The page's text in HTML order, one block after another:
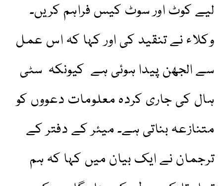
لیے کوٹ اور سوٹ کیس فراہم کریں۔
وکلاء نے تنقید کی اور کہا کہ اس عمل
سے الجھن پیدا ہوئی ہے کیونکہ سٹی
ہال کی جاری کردہ معلومات دعووں کو
متنازعہ بناتی ہے۔ میئر کے دفتر کے
ترجمان نے ایک بیان میں کہا کہ ہم